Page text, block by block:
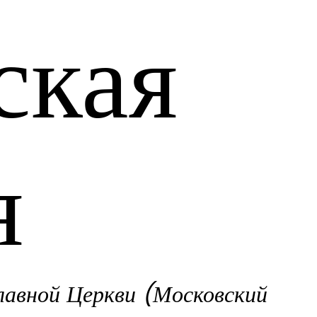
Церкви (Московский